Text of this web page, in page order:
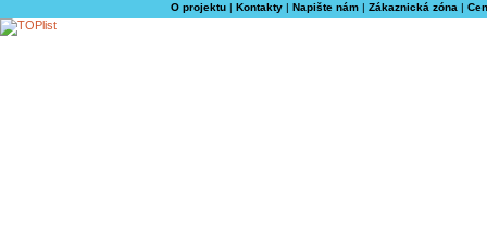
O projektu| Kontakty| Napište nám| Zákaznická zóna |